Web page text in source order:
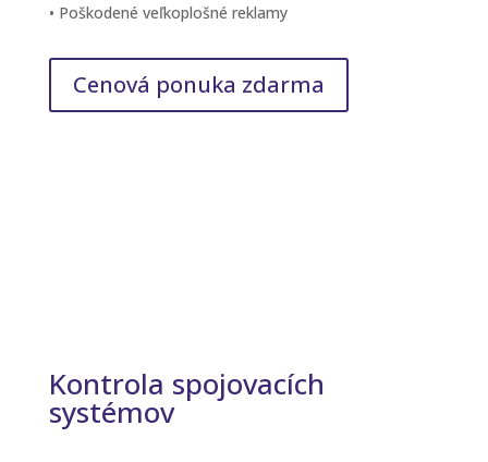
• Poškodené veľkoplošné reklamy
Cenová ponuka zdarma
Kontrola spojovacích
systémov